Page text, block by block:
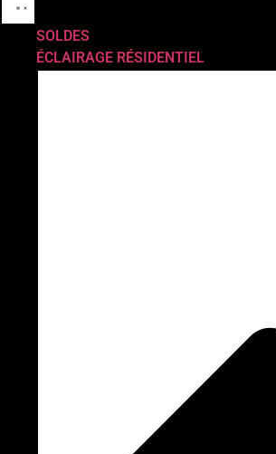
SOLDES
ÉCLAIRAGE RÉSIDENTIEL